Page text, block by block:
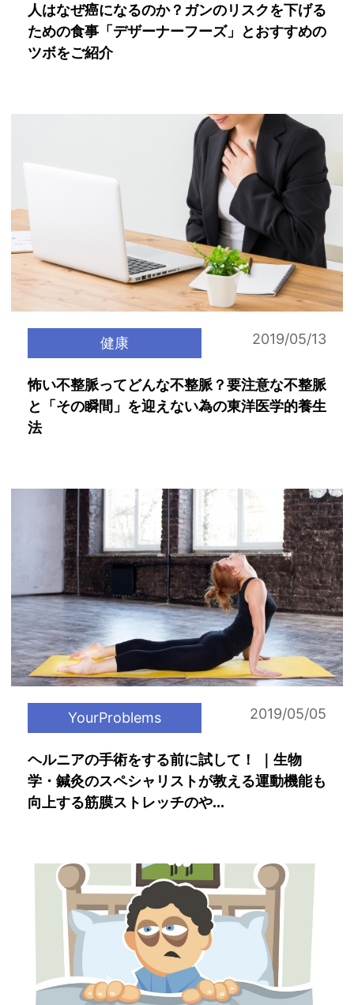
人はなぜ癌になるのか？ガンのリスクを下げる
ための食事「デザーナーフーズ」とおすすめの
ツボをご紹介
健康 2019/05/13
怖い不整脈ってどんな不整脈？要注意な不整脈
と「その瞬間」を迎えない為の東洋医学的養生
法
YourProblems 2019/05/05
ヘルニアの手術をする前に試して！ ｜生物
学・鍼灸のスペシャリストが教える運動機能も
向上する筋膜ストレッチのや...